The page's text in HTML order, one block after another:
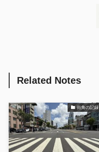
Related Notes
街角の記録